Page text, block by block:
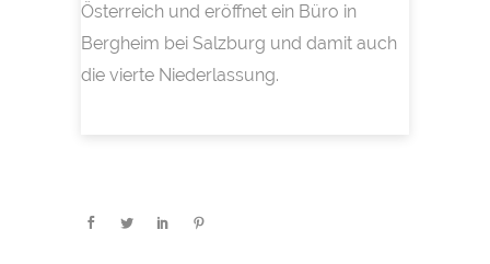
Österreich und eröffnet ein Büro in
Bergheim bei Salzburg und damit auch
die vierte Niederlassung.